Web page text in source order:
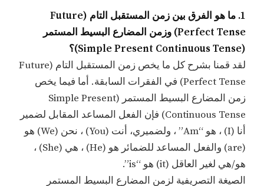
1. ما هو الفرق بين زمن المستقبل التام (Future
Perfect Tense) وزمن المضارع البسيط المستمر
(Simple Present Continuous Tense)؟
لقد قمنا بشرح كل ما يخص زمن المستقبل التام (Future
Perfect Tense) في الفقرات السابقة. أما فيما يخص
زمن المضارع البسيط المستمر (Simple Present
Continuous Tense) فإن الفعل المساعد المقابل لضمير
أنا (I) ، هو “Am” ، ولضميري، أنت (You) ، نحن (We) هو
(are) والفعل المساعد للضمائر هو (He) ، هي (She) ،
هو/هي لغير العاقل (it) هو “is”.
الصيغة التصريفية لزمن المضارع البسيط المستمر